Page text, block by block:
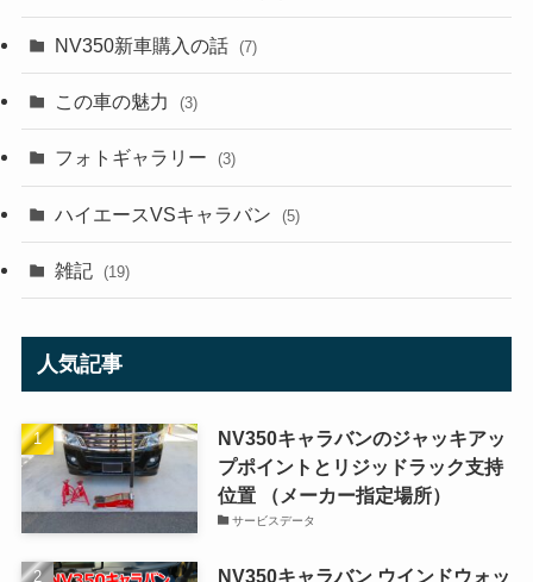
NV350新車購入の話 (7)
この車の魅力 (3)
フォトギャラリー (3)
ハイエースVSキャラバン (5)
雑記 (19)
人気記事
NV350キャラバンのジャッキアッ
プポイントとリジッドラック支持
位置 （メーカー指定場所）
サービスデータ
NV350キャラバン ウインドウォッ